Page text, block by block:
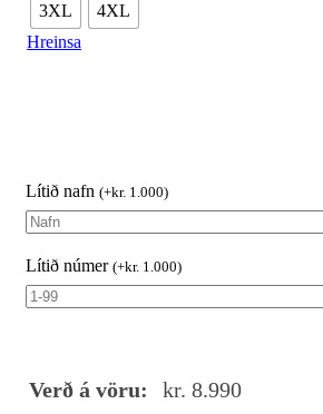
3XL
4XL
Hreinsa
Lítið nafn (+kr. 1.000)
Lítið númer (+kr. 1.000)
Verð á vöru: kr. 8.990